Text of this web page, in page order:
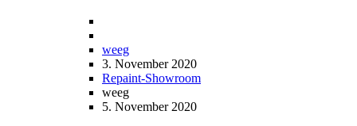
weeg
3. November 2020
Repaint-Showroom
weeg
5. November 2020